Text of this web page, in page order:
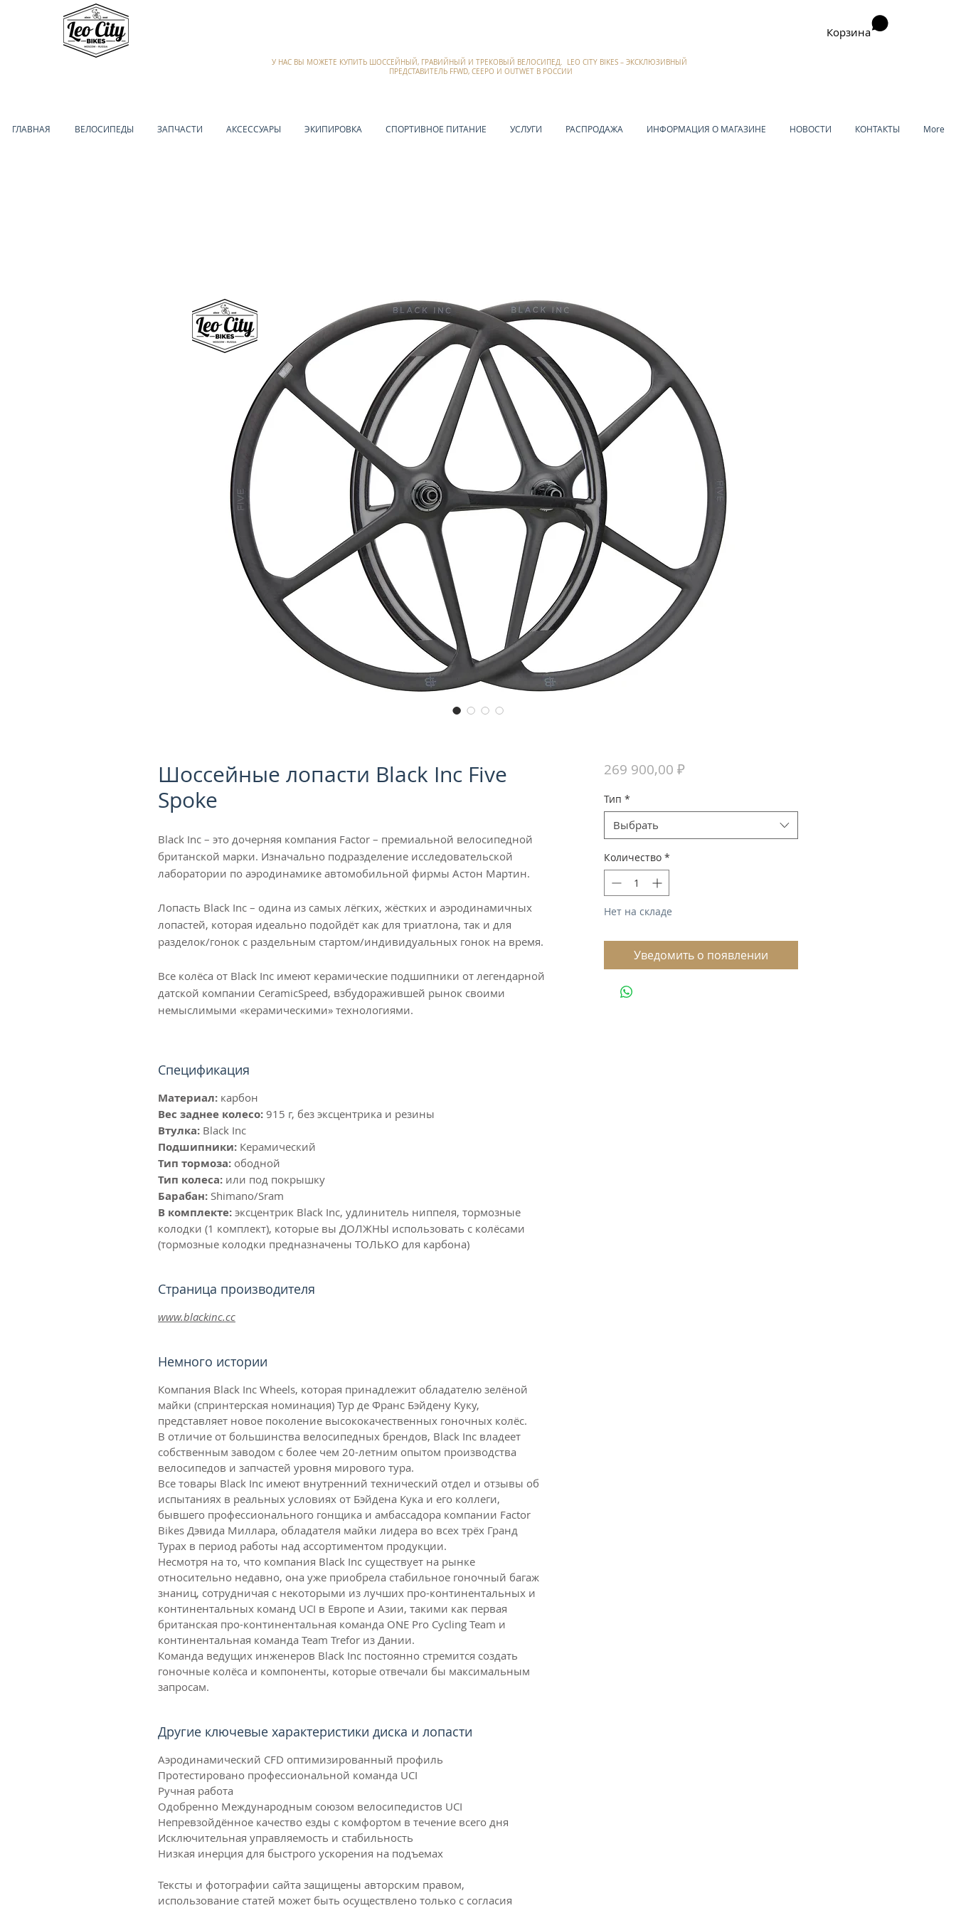
Корзина
У НАС ВЫ МОЖЕТЕ КУПИТЬ ШОССЕЙНЫЙ, ГРАВИЙНЫЙ И ТРЕКОВЫЙ ВЕЛОСИПЕД. LEO CITY BIKES – ЭКСКЛЮЗИВНЫЙ
ПРЕДСТАВИТЕЛЬ FFWD, CEEPO И OUTWET В РОССИИ
ГЛАВНАЯ ВЕЛОСИПЕДЫ ЗАПЧАСТИ АКСЕССУАРЫ ЭКИПИРОВКА СПОРТИВНОЕ ПИТАНИЕ УСЛУГИ РАСПРОДАЖА ИНФОРМАЦИЯ О МАГАЗИНЕ НОВОСТИ КОНТАКТЫ More
Шоссейные лопасти Black Inc Five
Spoke
Black Inc – это дочерняя компания Factor – премиальной велосипедной
британской марки. Изначально подразделение исследовательской
лаборатории по аэродинамике автомобильной фирмы Астон Мартин.
Лопасть Black Inc – одина из самых лёгких, жёстких и аэродинамичных
лопастей, которая идеально подойдёт как для триатлона, так и для
разделок/гонок с раздельным стартом/индивидуальных гонок на время.
Все колёса от Black Inc имеют керамические подшипники от легендарной
датской компании CeramicSpeed, взбудоражившей рынок своими
немыслимыми «керамическими» технологиями.
Спецификация
Материал: карбон
Вес заднее колесо: 915 г, без эксцентрика и резины
Втулка: Black Inc
Подшипники: Керамический
Тип тормоза: ободной
Тип колеса: или под покрышку
Барабан: Shimano/Sram
В комплекте: эксцентрик Black Inc, удлинитель ниппеля, тормозные
колодки (1 комплект), которые вы ДОЛЖНЫ использовать с колёсами
(тормозные колодки предназначены ТОЛЬКО для карбона)
Страница производителя
www.blackinc.cc
Немного истории
Компания Black Inc Wheels, которая принадлежит обладателю зелёной
майки (спринтерская номинация) Тур де Франс Бэйдену Куку,
представляет новое поколение высококачественных гоночных колёс.
В отличие от большинства велосипедных брендов, Black Inc владеет
собственным заводом с более чем 20-летним опытом производства
велосипедов и запчастей уровня мирового тура.
Все товары Black Inc имеют внутренний технический отдел и отзывы об
испытаниях в реальных условиях от Бэйдена Кука и его коллеги,
бывшего профессионального гонщика и амбассадора компании Factor
Bikes Дэвида Миллара, обладателя майки лидера во всех трёх Гранд
Турах в период работы над ассортиментом продукции.
Несмотря на то, что компания Black Inc существует на рынке
относительно недавно, она уже приобрела стабильное гоночный багаж
знаниц, сотрудничая с некоторыми из лучших про-континентальных и
континентальных команд UCI в Европе и Азии, такими как первая
британская про-континентальная команда ONE Pro Cycling Team и
континентальная команда Team Trefor из Дании.
Команда ведущих инженеров Black Inc постоянно стремится создать
гоночные колёса и компоненты, которые отвечали бы максимальным
запросам.
Другие ключевые характеристики диска и лопасти
Аэродинамический CFD оптимизированный профиль
Протестировано профессиональной команда UCI
Ручная работа
Одобренно Международным союзом велосипедистов UCI
Непревзойдённое качество езды с комфортом в течение всего дня
Исключительная управляемость и стабильность
Низкая инерция для быстрого ускорения на подъемах
Тексты и фотографии сайта защищены авторским правом,
использование статей может быть осуществлено только с согласия
269 900,00 ₽Цена
Тип *
Выбрать
Количество *
Нет на складе
Уведомить о появлении